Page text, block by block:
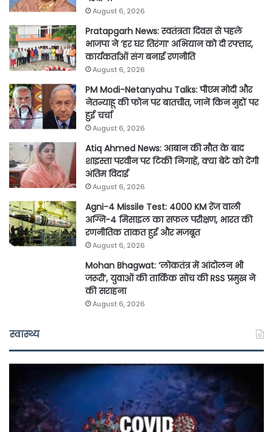
August 6, 2026
Pratapgarh News: स्वतंत्रता दिवस से पहले
भाजपा ने ‘हर घर तिरंगा’ अभियान को दी रफ्तार,
कार्यकर्ताओं संग बनाई रणनीति
August 6, 2026
PM Modi-Netanyahu Talks: पीएम मोदी और
नेतन्याहू की फोन पर बातचीत, जानें किन मुद्दों पर
हुई चर्चा
August 6, 2026
Atiq Ahmed News: आबान की मौत के बाद
शाइस्ता परवीन पर टिकी निगाहें, क्या बेटे को देंगी
अंतिम विदाई
August 6, 2026
Agni-4 Missile Test: 4000 KM रेंज वाली
अग्नि-4 मिसाइल का सफल परीक्षण, भारत की
रणनीतिक ताकत हुई और मजबूत
August 6, 2026
Mohan Bhagwat: ‘लोकतंत्र में आंदोलन भी
जरूरी’, युवाओं की तार्किक सोच की RSS प्रमुख ने
की सराहना
August 6, 2026
स्वास्थ्य